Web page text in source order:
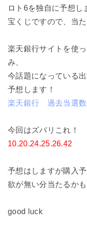
ロト6を独自に予想し
宝くじですので、当
楽天銀行サイトを使
み、
今話題になっている
予想します！
楽天銀行 過去当選数
今回はズバリこれ！
10.20.24.25.26.42
予想はしますが購入
欲が無い分当たるかも
good luck